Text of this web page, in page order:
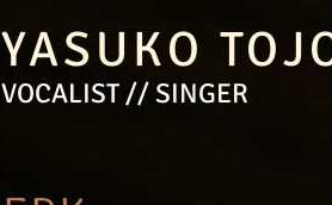
YASUKO
VOCALIST // SINGER